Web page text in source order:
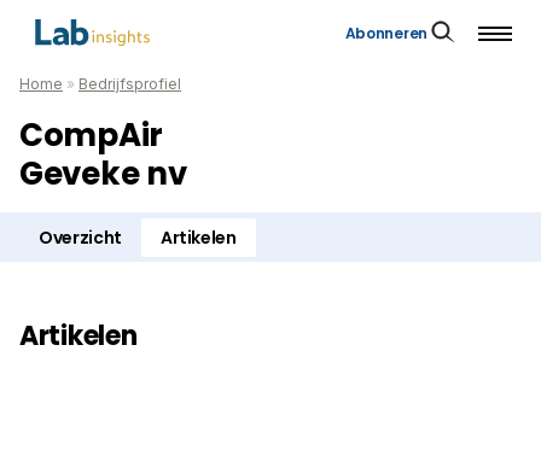
Abonneren
Home » Bedrijfsprofiel
CompAir
Geveke nv
Overzicht Artikelen
Artikelen